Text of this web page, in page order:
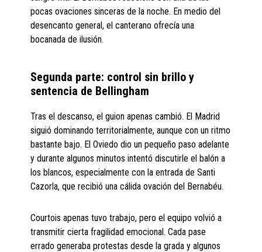
pocas ovaciones sinceras de la noche. En medio del
desencanto general, el canterano ofrecía una
bocanada de ilusión.
Segunda parte: control sin brillo y
sentencia de Bellingham
Tras el descanso, el guion apenas cambió. El Madrid
siguió dominando territorialmente, aunque con un ritmo
bastante bajo. El Oviedo dio un pequeño paso adelante
y durante algunos minutos intentó discutirle el balón a
los blancos, especialmente con la entrada de Santi
Cazorla, que recibió una cálida ovación del Bernabéu.
Courtois apenas tuvo trabajo, pero el equipo volvió a
transmitir cierta fragilidad emocional. Cada pase
errado generaba protestas desde la grada y algunos